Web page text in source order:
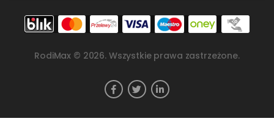
RodiMax © 2026. Wszystkie prawa zastrzeżone.